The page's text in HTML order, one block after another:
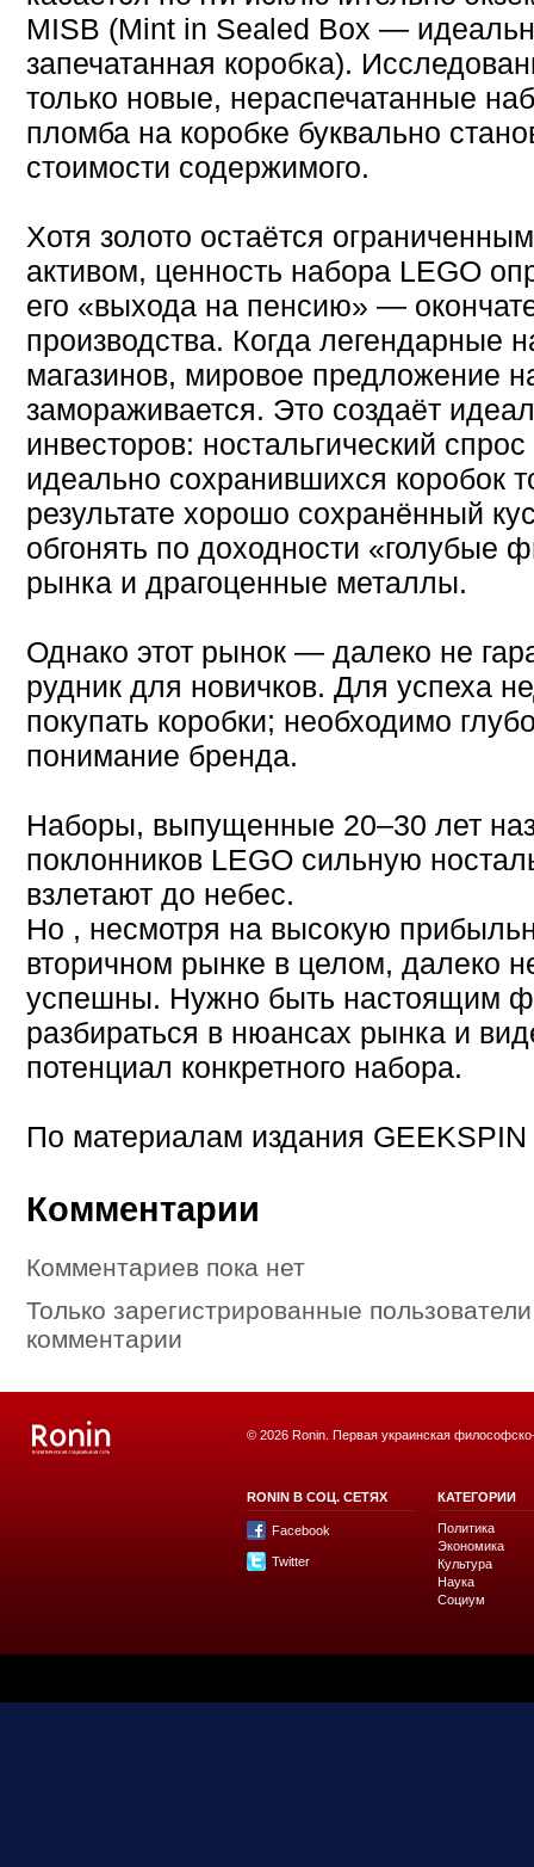
MISB (Mint in Sealed Box —
запечатанная коробка).
только новые, нераспечатанные
пломба на коробке буквально
стоимости содержимого.
Хотя золото остаётся
активом, ценность набора LEGO
его «выхода на пенсию» —
производства. Когда легендарные
магазинов, мировое предложение
замораживается. Это создаёт
инвесторов: ностальгический
идеально сохранившихся коробок
результате хорошо сохранённый
обгонять по доходности «голубые
рынка и драгоценные металлы.
Однако этот рынок — далеко не
рудник для новичков. Для успеха
покупать коробки; необходимо
понимание бренда.
Наборы, выпущенные 20–30 лет
поклонников LEGO сильную
взлетают до небес.
Но , несмотря на высокую
вторичном рынке в целом, далеко
успешны. Нужно быть настоящим
разбираться в нюансах рынка и
потенциал конкретного набора.
По материалам издания GEEKSPIN
Комментарии
Комментариев пока нет
Только зарегистрированные
комментарии
© 2026 Ronin. Первая украинская
RONIN В СОЦ. СЕТЯХ
Facebook
Twitter
КАТЕГОРИИ
Политика
Экономика
Культура
Наука
Социум